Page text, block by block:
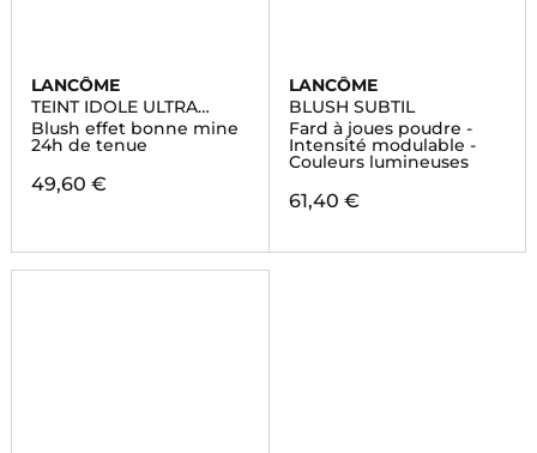
LANCÔME
TEINT IDOLE ULTRA
WEAR SHAPE
Blush effet bonne mine
24h de tenue
49,60 €
LANCÔME
BLUSH SUBTIL
Fard à joues poudre -
Intensité modulable -
Couleurs lumineuses
61,40 €